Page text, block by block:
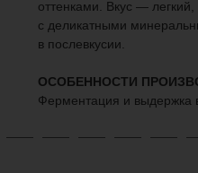
оттенками. Вкус —
с деликатными
в послевкусии.
ОСОБЕННОСТИ
Ферментация и выдержка